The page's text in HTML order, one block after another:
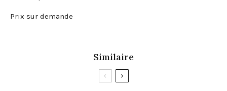
Prix sur demande
Similaire